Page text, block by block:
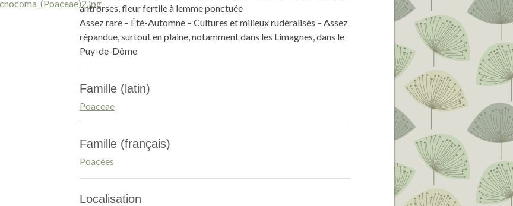
antrorses, fleur fertile à lemme ponctuée
Assez rare – Été-Automne – Cultures et milieux rudéralisés – Assez
répandue, surtout en plaine, notamment dans les Limagnes, dans le
Puy-de-Dôme
Famille (latin)
Poaceae
Famille (français)
Poacées
Localisation